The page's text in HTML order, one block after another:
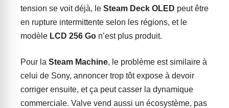
tension se voit déjà, le Steam Deck OLED peut être
en rupture intermittente selon les régions, et le
modèle LCD 256 Go n’est plus produit.
Pour la Steam Machine, le problème est similaire à
celui de Sony, annoncer trop tôt expose à devoir
corriger ensuite, et ça peut casser la dynamique
commerciale. Valve vend aussi un écosystème, pas